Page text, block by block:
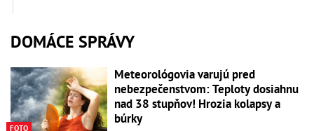
DOMÁCE SPRÁVY
FOTO
Meteorológovia varujú pred
nebezpečenstvom: Teploty dosiahnu
nad 38 stupňov! Hrozia kolapsy a
búrky